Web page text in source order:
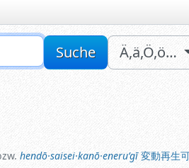
Suche Ä,ä,Ö,ö…
hendō·saisei·kanō·eneruʼgī 変動再生